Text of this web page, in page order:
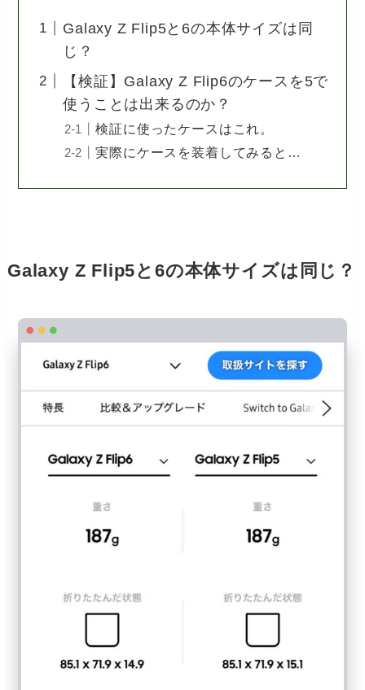
Galaxy Z Flip5と6の本体サイズは同
じ？
【検証】Galaxy Z Flip6のケースを5で
使うことは出来るのか？
検証に使ったケースはこれ。
実際にケースを装着してみると…
Galaxy Z Flip5と6の本体サイズは同じ？